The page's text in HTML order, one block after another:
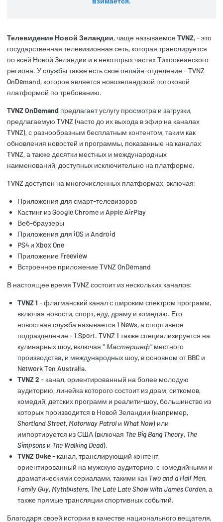
Телевидение Новой Зеландии, чаще называемоеTVNZ, - это
государственная телевизионная сеть, которая транслируется
по всей Новой Зеландии и в некоторых частях Тихоокеанского
региона. У службы также есть свое онлайн-отделение - TVNZ
OnDemand, которое является новозеландской потоковой
платформой по требованию.
TVNZ OnDemand предлагает услугу просмотра и загрузки,
предлагаемую TVNZ (часто до их выхода в эфир на каналах
TVNZ), с разнообразным бесплатным контентом, таким как
обновления новостей и программы, показанные на каналах
TVNZ, а также десятки местных и международных
наименований, доступных исключительно на платформе.
TVNZ доступен на многочисленных платформах, включая:
Приложения для смарт-телевизоров
Кастинг из Google Chrome и Apple AirPlay
Веб-браузеры
Приложения для iOS и Android
PS4 и Xbox One
Приложение Freeview
Встроенное приложение TVNZ OnDemand
В настоящее время TVNZ состоит из нескольких каналов:
TVNZ 1 - флагманский канал с широким спектром программ,
включая новости, спорт, еду, драму и комедию. Его
новостная служба называется 1 News, а спортивное
подразделение - 1 Sport. TVNZ 1 также специализируется на
кулинарных шоу, включая "Мастершеф" местного
производства, и международных шоу, в основном от BBC и
Network Ten Australia.
TVNZ 2 - канал, ориентированный на более молодую
аудиторию, линейка которого состоит из драм, ситкомов,
комедий, детских программ и реалити-шоу, большинство из
которых производится в Новой Зеландии (например,
Shortland Street, Motorway Patrol и What Now) или
импортируется из США (включая The Big Bang Theory, The
Simpsons и The Walking Dead).
TVNZ Duke- канал, транслирующий контент,
ориентированный на мужскую аудиторию, с комедийными и
драматическими сериалами, такими как Two and a Half Men,
Family Guy, Mythbusters, The Late Late Show with James Corden, а
также прямые трансляции спортивных событий.
Благодаря своей истории в качестве национального вещателя,